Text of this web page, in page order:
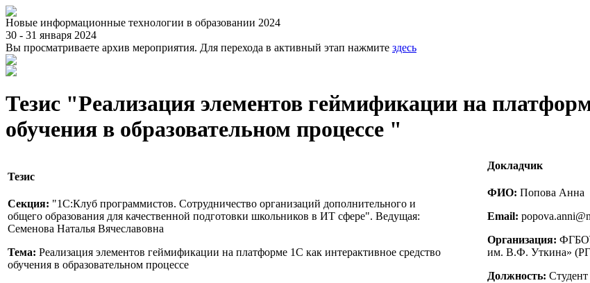
Новые информационные технологии в образовании 2024
30 - 31 января 2024
Вы просматриваете архив мероприятия. Для перехода в активный этап нажмите здесь
Тезис "Реализация элементов геймификации на
обучения в образовательном процессе "
Тезис
Секция: "1С:Клуб программистов. Сотрудничество организаций дополнительного и
общего образования для качественной подготовки школьников в ИТ сфере". Ведущая:
Семенова Наталья Вячеславовна
Тема: Реализация элементов геймификации на платформе 1С как интерактивное средство
обучения в образовательном процессе
Докладчик
ФИО: Попова Анна
Email:
Организация:
им. В.Ф. Уткина»
Должность: Студент